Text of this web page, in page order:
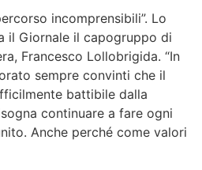
incomprensibili”. Lo
il Giornale il capogruppo di
Francesco Lollobrigida. “In
sempre convinti che il
battibile dalla
continuare a fare ogni
Anche perché come valori